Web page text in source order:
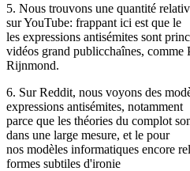
5. Nous trouvons une quantité
sur YouTube: frappant ici est que le
les expressions antisémites sont
vidéos grand publicchaînes,
Rijnmond.
6. Sur Reddit, nous voyons des
expressions antisémites, notamment
parce que les théories du complot
dans une large mesure, et le pour
nos modèles informatiques encore
formes subtiles d'ironie